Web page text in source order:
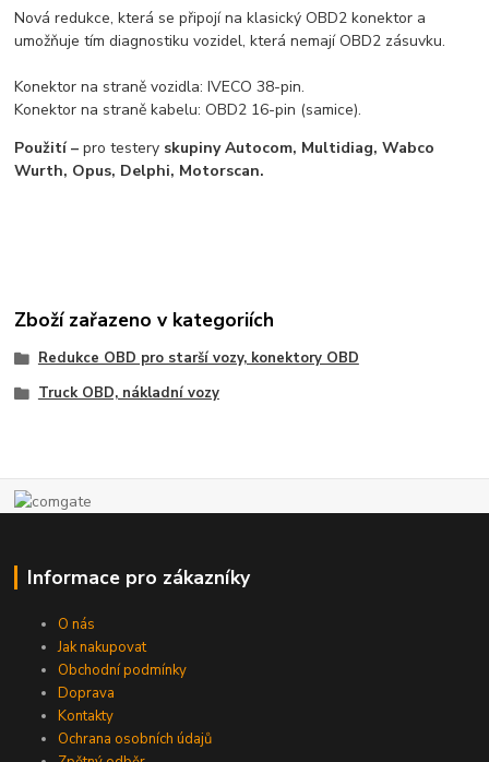
Nová redukce, která se připojí na klasický OBD2 konektor a
umožňuje tím diagnostiku vozidel, která nemají OBD2 zásuvku.
Konektor na straně vozidla: IVECO 38-pin.
Konektor na straně kabelu: OBD2 16-pin (samice).
Použití –pro testery skupiny Autocom, Multidiag, Wabco
Wurth, Opus, Delphi, Motorscan.
Zboží zařazeno v kategoriích
Redukce OBD pro starší vozy, konektory OBD
Truck OBD, nákladní vozy
Informace pro zákazníky
O nás
Jak nakupovat
Obchodní podmínky
Doprava
Kontakty
Ochrana osobních údajů